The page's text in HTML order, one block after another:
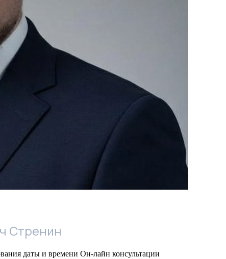
Стренин
даты и времени Он-лайн консультации